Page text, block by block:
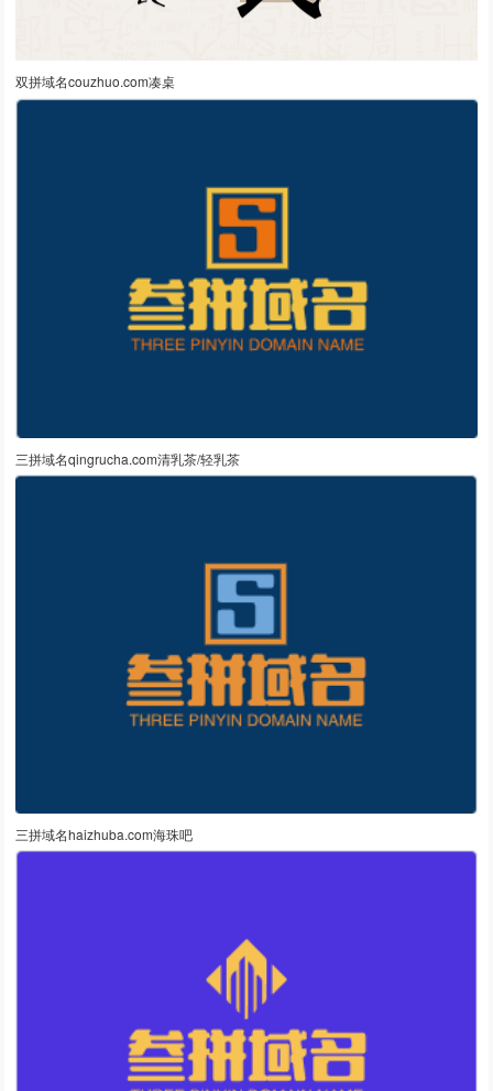
双拼域名couzhuo.com凑桌
三拼域名qingrucha.com清乳茶/轻乳茶
三拼域名haizhuba.com海珠吧